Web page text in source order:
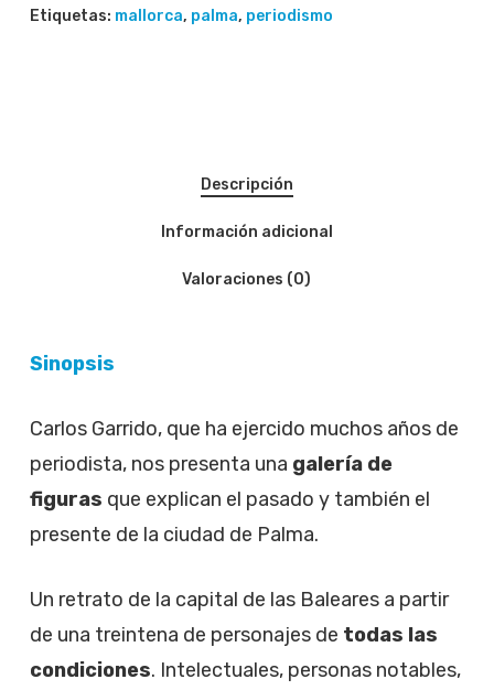
Etiquetas: mallorca, palma, periodismo
Descripción
Información adicional
Valoraciones (0)
Sinopsis
Carlos Garrido, que ha ejercido muchos años de
periodista, nos presenta una galería de
figuras que explican el pasado y también el
presente de la ciudad de Palma.
Un retrato de la capital de las Baleares a partir
de una treintena de personajes de todas las
condiciones. Intelectuales, personas notables,